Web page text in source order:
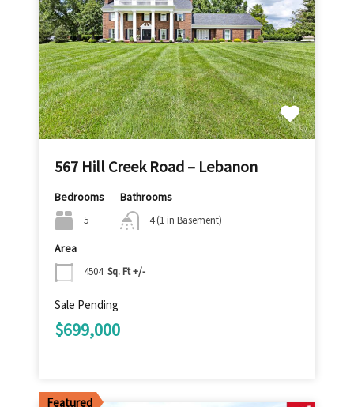
567 Hill Creek Road – Lebanon
Bedrooms
5
Bathrooms
4 (1 in Basement)
Area
4504 Sq. Ft +/-
Sale Pending
$699,000
Featured